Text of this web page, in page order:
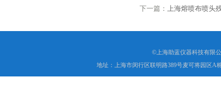
下一篇： 上海熔喷布喷头
©上海助蓝仪器科技有限
地址：上海市闵行区联明路389号麦可将园区A